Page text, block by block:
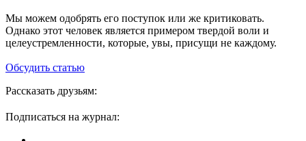
Мы можем одобрять его поступок или же критиковать.
Однако этот человек является примером твердой воли и
целеустремленности, которые, увы, присущи не каждому.
Обсудить статью
Рассказать друзьям:
Подписаться на журнал: